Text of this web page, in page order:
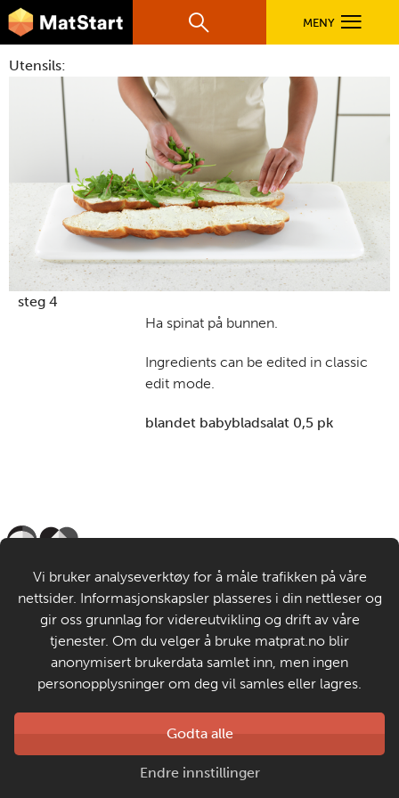
Hopp til hovedinnhold
hovednavigasjonsmobilversjon
MatStart
Søk MENY
OPPSKRIFTER
FILM
FØR DU STARTER
LÆR MER
TIL DE VOKSNE
Utensils:
steg 4
Ha spinat på bunnen.
Ingredients can be edited in classic
edit mode.
blandet babybladsalat 0,5 pk
Om MatStart
Kontakt oss
Personvern og informasjonskapsler
Laget av
Matprat
Vi bruker analyseverktøy for å måle trafikken på våre
nettsider. Informasjonskapsler plasseres i din nettleser og
gir oss grunnlag for videreutvikling og drift av våre
tjenester. Om du velger å bruke matprat.no blir
anonymisert brukerdata samlet inn, men ingen
personopplysninger om deg vil samles eller lagres.
Godta alle
Endre innstillinger